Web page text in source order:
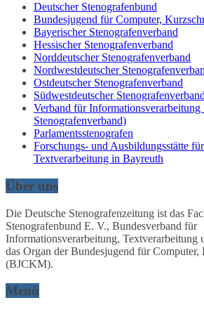
Deutscher Stenografenbund
Bundesjugend für Computer,
Bayerischer Stenografenverband
Hessischer Stenografenverband
Norddeutscher Stenografenverband
Nordwestdeutscher
Ostdeutscher Stenografenverband
Südwestdeutscher Stenografenverband
Verband für Informationsverarbeitung
Stenografenverband)
Parlamentsstenografen
Forschungs- und Ausbildungsstätte
Textverarbeitung in Bayreuth
Über uns
Die Deutsche Stenografenzeitung ist das
Stenografenbund E. V., Bundesverband für
Informationsverarbeitung, Textverarbeitung
das Organ der Bundesjugend für
(BJCKM).
Menü